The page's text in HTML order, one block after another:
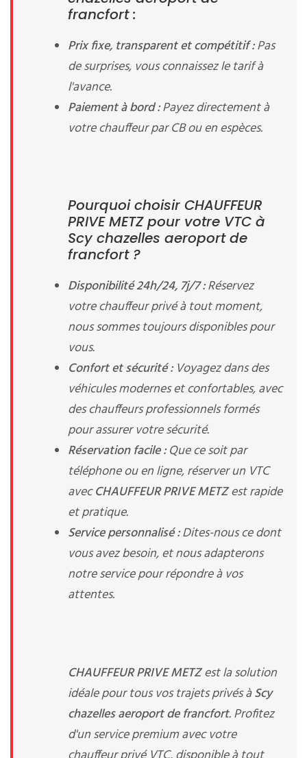
francfort :
Prix fixe, transparent et compétitif :Pas
de surprises, vous connaissez le tarif à
l'avance.
Paiement à bord :Payez directement à
votre chauffeur par CB ou en espèces.
Pourquoi choisir CHAUFFEUR
PRIVE METZ pour votre VTC à
Scy chazelles aeroport de
francfort ?
Disponibilité 24h/24, 7j/7 :Réservez
votre chauffeur privé à tout moment,
nous sommes toujours disponibles pour
vous.
Confort et sécurité :Voyagez dans des
véhicules modernes et confortables, avec
des chauffeurs professionnels formés
pour assurer votre sécurité.
Réservation facile :Que ce soit par
téléphone ou en ligne, réserver un VTC
avecCHAUFFEUR PRIVE METZest rapide
et pratique.
Service personnalisé :Dites-nous ce dont
vous avez besoin, et nous adapterons
notre service pour répondre à vos
attentes.
CHAUFFEUR PRIVE METZest la solution
idéale pour tous vos trajets privés àScy
chazelles aeroport de francfort. Profitez
d'un service premium avec votre